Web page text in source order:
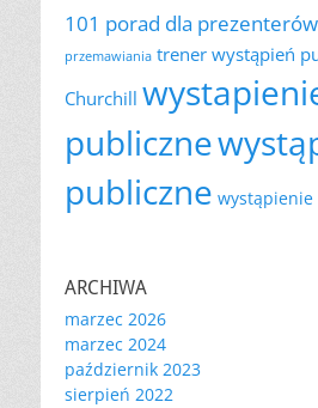
101 porad dla prezenterów
przemawiania trener wystąpień
Churchill
publiczne
publiczne
ARCHIWA
marzec 2026
marzec 2024
październik 2023
sierpień 2022